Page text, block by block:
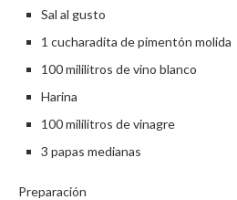
Sal al gusto
1 cucharadita de pimentón molida
100 mililitros de vino blanco
Harina
100 mililitros de vinagre
3 papas medianas
Preparación